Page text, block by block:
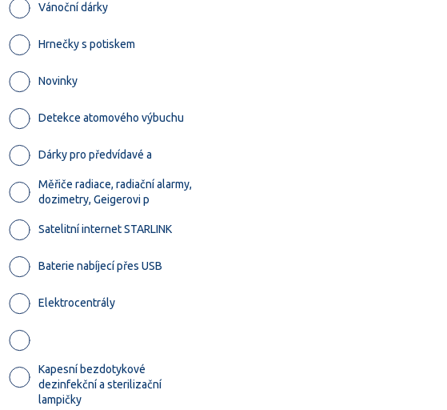
Vánoční dárky
Hrnečky s potiskem
Novinky
Detekce atomového výbuchu
Dárky pro předvídavé a
Měřiče radiace, radiační alarmy,
dozimetry, Geigerovi p
Satelitní internet STARLINK
Baterie nabíjecí přes USB
Elektrocentrály
Kapesní bezdotykové
dezinfekční a sterilizační
lampičky